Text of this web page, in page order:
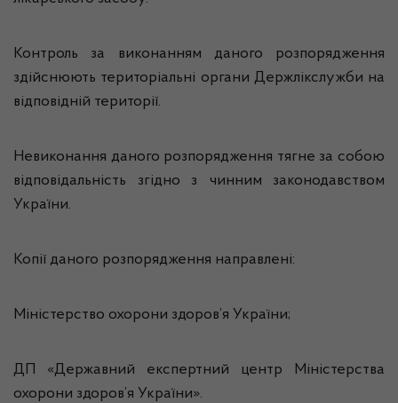
Контроль за виконанням даного розпорядження
здійснюють територіальні органи Держлікслужби на
відповідній території.
Невиконання даного розпорядження тягне за собою
відповідальність згідно з чинним законодавством
України.
Копії даного розпорядження направлені:
Міністерство охорони здоров’я України;
ДП «Державний експертний центр Міністерства
охорони здоров’я України».